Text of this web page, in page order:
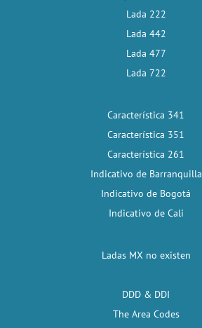
Lada 222
Lada 442
Lada 477
Lada 722
Característica 341
Característica 351
Característica 261
Indicativo de Barranquilla
Indicativo de Bogotá
Indicativo de Cali
Ladas MX no existen
DDD & DDI
The Area Codes